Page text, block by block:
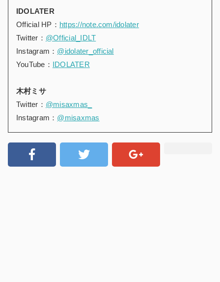
IDOLATER
Official HP： https://note.com/idolater
Twitter： @Official_IDLT
Instagram： @idolater_official
YouTube： IDOLATER
木村ミサ
Twitter： @misaxmas_
Instagram： @misaxmas